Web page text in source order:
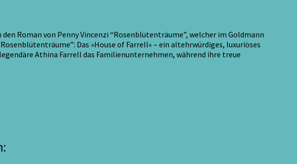
Roman von Penny Vincenzi “Rosenblütenträume”, welcher im Goldmann
Das »House of Farrell« – ein altehrwürdiges, luxuriöses
Athina Farrell das Familienunternehmen, während ihre treue